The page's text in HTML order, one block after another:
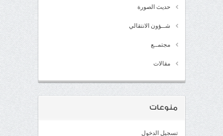
حديث الصورة
شــؤون الانتقالي
مجتمــع
مقالات
منوعات
تسجيل الدخول